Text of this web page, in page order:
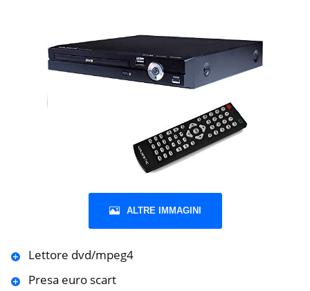
ALTRE IMMAGINI
Lettore dvd/mpeg4
Presa euro scart